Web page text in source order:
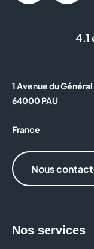
4.1
1 Avenue du
64000 PAU
France
Nous
Nos services